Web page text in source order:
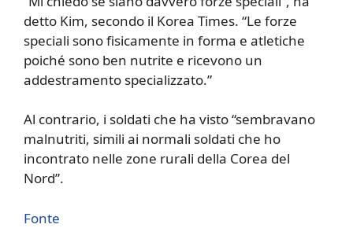
detto Kim, secondo il Korea Times. “Le forze
speciali sono fisicamente in forma e atletiche
poiché sono ben nutrite e ricevono un
addestramento specializzato.”
Al contrario, i soldati che ha visto “sembravano
malnutriti, simili ai normali soldati che ho
incontrato nelle zone rurali della Corea del
Nord”.
Fonte